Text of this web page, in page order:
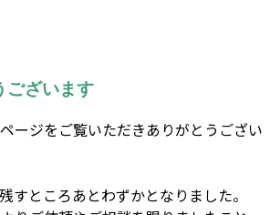
ございます
ージをご覧いただきありがとうござい
すところあとわずかとなりました。